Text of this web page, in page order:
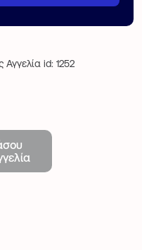
Αγγελία id: 1252